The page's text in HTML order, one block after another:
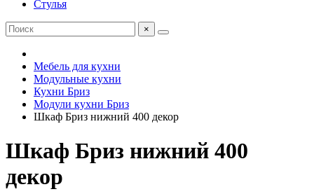
Стулья
×
Мебель для кухни
Модульные кухни
Кухни Бриз
Модули кухни Бриз
Шкаф Бриз нижний 400 декор
Шкаф Бриз нижний 400
декор